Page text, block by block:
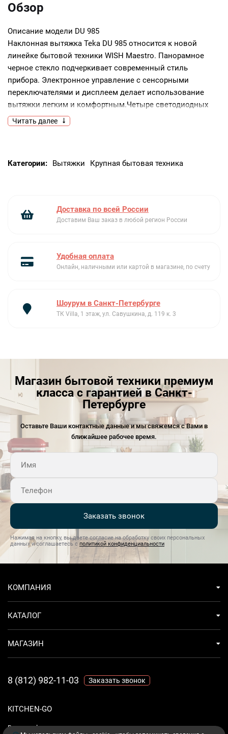
Обзор
Описание модели DU 985
Наклонная вытяжка Teka DU 985 относится к новой
линейке бытовой техники WISH Maestro. Панорамное
черное стекло подчеркивает современный стиль
прибора. Электронное управление с сенсорными
переключателями и дисплеем делает использование
вытяжки легким и комфортным.Четыре светодиодных
лампы освещают рабочую зону, являясь
дополнительным источником света на кухне. Индикатор
Индикация загрязнения фильтров
Читать далее
Категории: Вытяжки Крупная бытовая техника
Доставка по всей России
Доставим Ваш заказ в любой регион России
Удобная оплата
Онлайн, наличными или картой в магазине, по счету
Шоурум в Санкт-Петербурге
ТК Villa, 1 этаж, ул. Савушкина, д. 119 к. 3
Магазин бытовой техники премиум
класса с гарантией в Санкт-
Петербурге
Оставьте Ваши контактные данные и мы свяжемся с Вами в
ближайшее рабочее время.
Заказать звонок
Нажимая на кнопку, вы даете согласие на обработку своих персональных
данных и соглашаетесь с политикой конфиденциальности
KITCHEN-GO
Ваш комфорт - дело техники.
КОМПАНИЯ
КАТАЛОГ
МАГАЗИН
8 (812) 982-11-03 Заказать звонок